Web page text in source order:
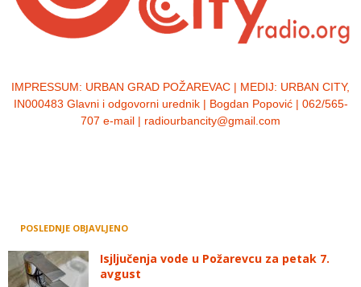
IMPRESSUM: URBAN GRAD POŽAREVAC | MEDIJ: URBAN CITY,
IN000483 Glavni i odgovorni urednik | Bogdan Popović | 062/565-
707 e-mail | radiourbancity@gmail.com
POSLEDNJE OBJAVLJENO
Isjljučenja vode u Požarevcu za petak 7.
avgust